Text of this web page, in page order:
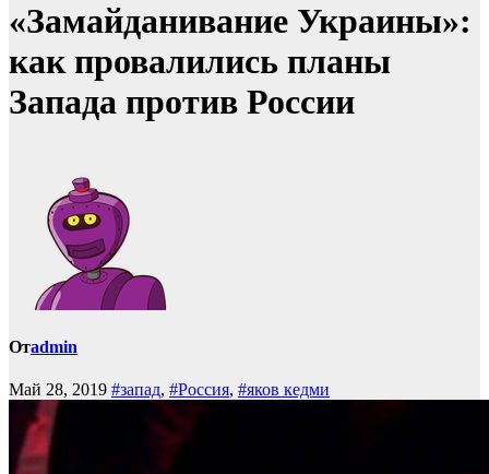
«Замайданивание Украины»:
как провалились планы
Запада против России
Отadmin
Май 28, 2019 #запад, #Россия, #яков кедми